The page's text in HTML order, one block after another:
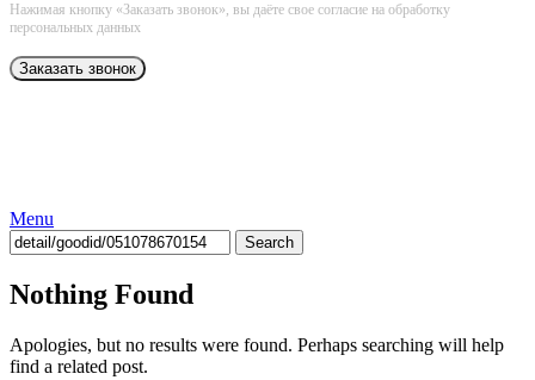
Нажимая кнопку «Заказать звонок», вы даёте свое согласие на обработку
персональных данных
Menu
Search
Nothing Found
Apologies, but no results were found. Perhaps searching will help
find a related post.